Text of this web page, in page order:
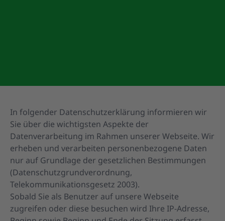
In folgender Datenschutzerklärung informieren wir
Sie über die wichtigsten Aspekte der
Datenverarbeitung im Rahmen unserer Webseite. Wir
erheben und verarbeiten personenbezogene Daten
nur auf Grundlage der gesetzlichen Bestimmungen
(Datenschutzgrundverordnung,
Telekommunikationsgesetz 2003).
Sobald Sie als Benutzer auf unsere Webseite
zugreifen oder diese besuchen wird Ihre IP-Adresse,